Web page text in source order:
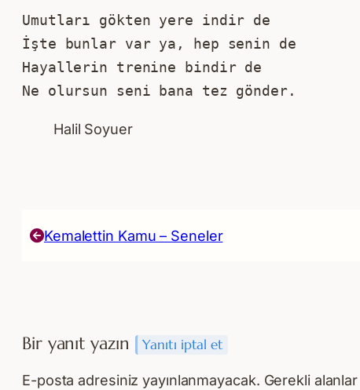
Umutları gökten yere indir de
İşte bunlar var ya, hep senin de
Hayallerin trenine bindir de
Ne olursun seni bana tez gönder.
Halil Soyuer
Kemalettin Kamu – Seneler
Bir yanıt yazın Yanıtı iptal et
E-posta adresiniz yayınlanmayacak. Gerekli alanlar